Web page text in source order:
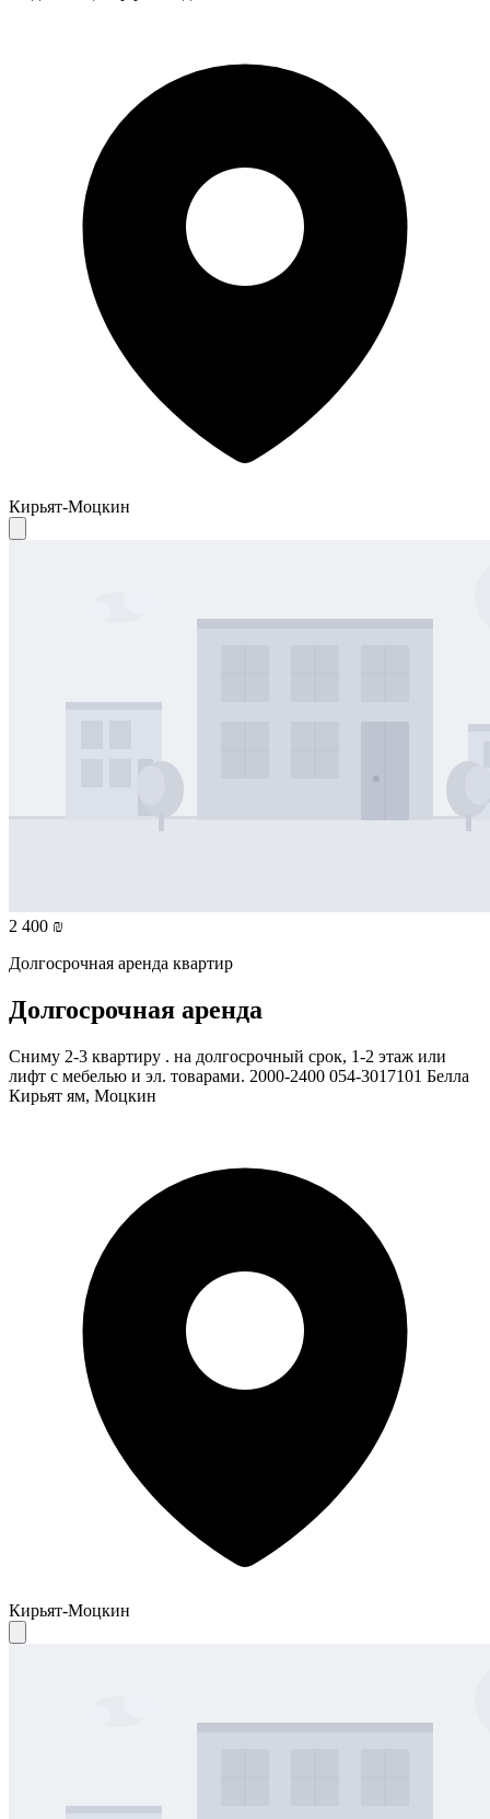
Кирьят-Моцкин
2 400 ₪
Долгосрочная аренда квартир
Долгосрочная аренда
Сниму 2-3 квартиру . на долгосрочный срок, 1-2 этаж или
лифт с мебелью и эл. товарами. 2000-2400 054-3017101 Белла
Кирьят ям, Моцкин
Кирьят-Моцкин